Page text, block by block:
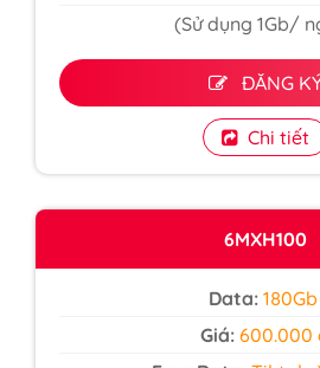
(Sử dụng 1Gb/
ĐĂNG
Chi tiết
6MXH100
Data: 180Gb
Giá:600.000